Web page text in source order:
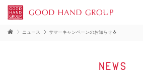
ニュース サマーキャンペーンのお知らせ🐧
news